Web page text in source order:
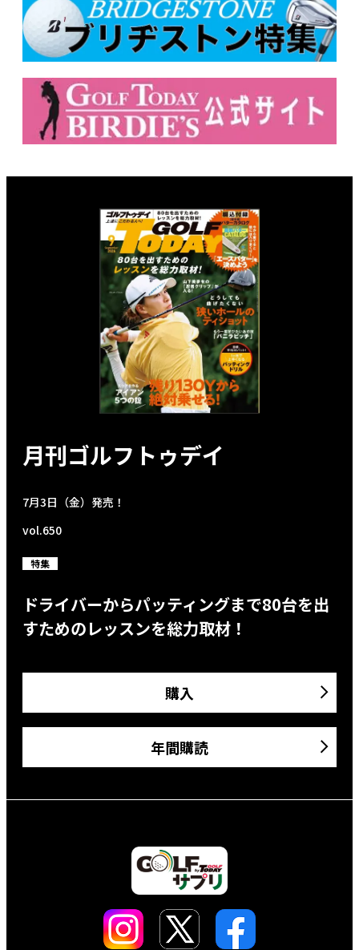
月刊ゴルフトゥデイ
7月3日（金）発売！
vol.650
特集
ドライバーからパッティングまで80台を出
すためのレッスンを総力取材！
購入
年間購読